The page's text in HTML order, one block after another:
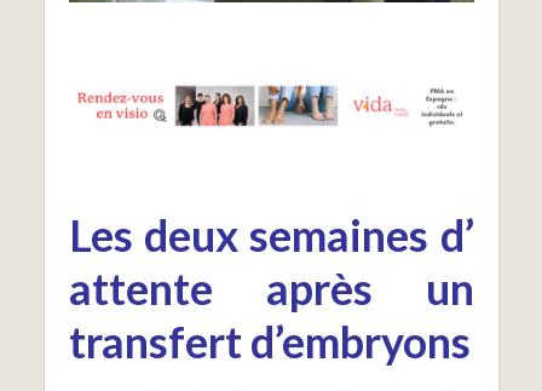
Les deux semaines d’
attente après un
transfert d’embryons